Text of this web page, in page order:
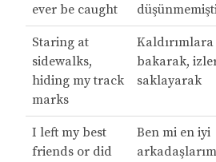
ever be caught
Staring at
sidewalks,
hiding my track
marks
Kaldırımlara
bakarak,
saklayarak
I left my best
friends or did
Ben mi en iyi